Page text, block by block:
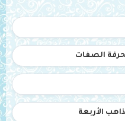
الصفات
الأربعة